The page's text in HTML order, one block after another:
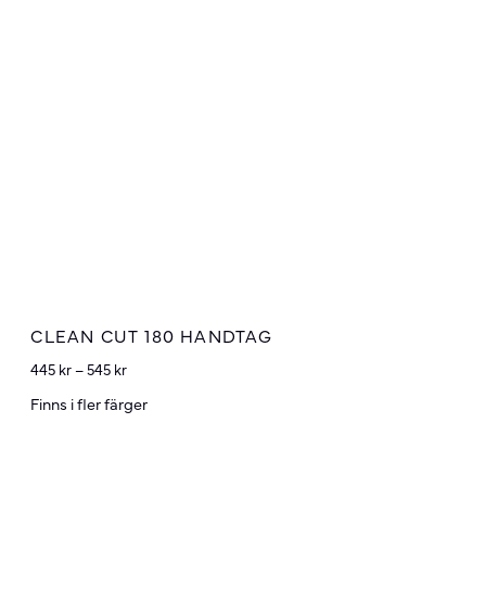
CLEAN CUT 180 HANDTAG
445 kr–545 kr
Finns i fler färger